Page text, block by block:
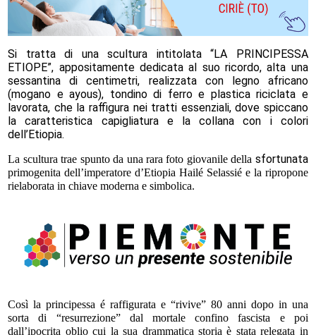
Si tratta di una scultura intitolata “LA PRINCIPESSA
ETIOPE”, appositamente dedicata al suo ricordo, alta una
sessantina di centimetri, realizzata con legno africano
(mogano e ayous), tondino di ferro e plastica riciclata e
lavorata, che la raffigura nei tratti essenziali, dove spiccano
la caratteristica capigliatura e la collana con i colori
dell’Etiopia.
La scultura trae spunto da una rara foto giovanile della sfortunata
primogenita dell’imperatore d’Etiopia Hailé Selassié e la ripropone
rielaborata in chiave moderna e simbolica.
Così la principessa é raffigurata e “rivive” 80 anni dopo in una
sorta di “resurrezione” dal mortale confino fascista e poi
dall’ipocrita oblio cui la sua drammatica storia è stata relegata in